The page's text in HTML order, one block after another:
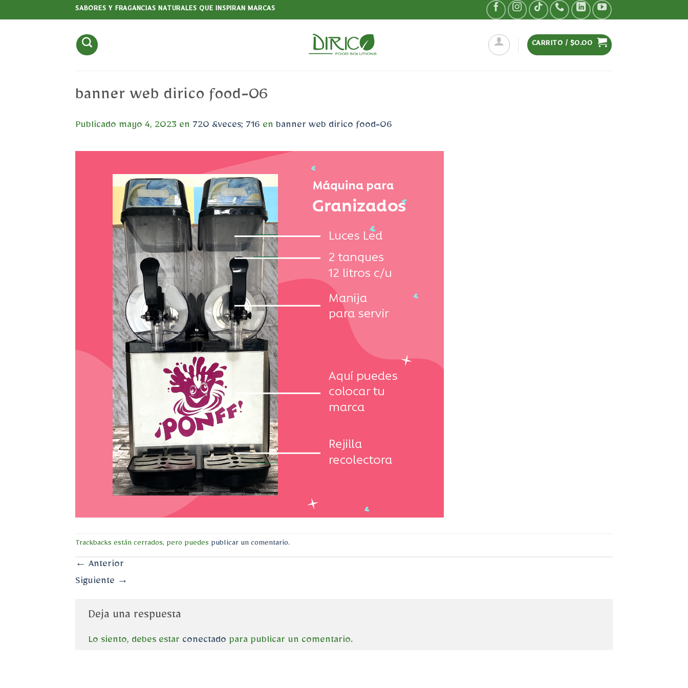
SABORES Y FRAGANCIAS NATURALES QUE INSPIRAN MARCAS
CARRITO / $0.00
banner web dirico food-06
Publicado mayo 4, 2023 en 720 &veces; 716 en banner web dirico food-06
Trackbacks están cerrados, pero puedes publicar un comentario.
← Anterior
Siguiente →
Deja una respuesta
Lo siento, debes estar conectado para publicar un comentario.